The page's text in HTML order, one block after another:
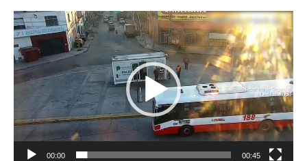
Reproductor
de
vídeo
00:00 00:45